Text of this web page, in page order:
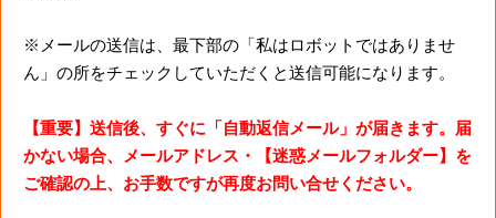
※メールの送信は、最下部の「私はロボットではありませ
ん」の所をチェックしていただくと送信可能になります。
【重要】送信後、すぐに「自動返信メール」が届きます。届
かない場合、メールアドレス・【迷惑メールフォルダー】を
ご確認の上、お手数ですが再度お問い合せください。